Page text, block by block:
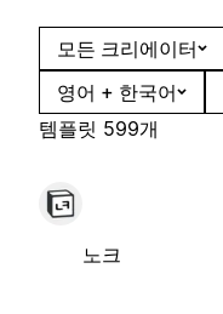
모든 크리에이터
영어 + 한국어
템플릿 599개
노크